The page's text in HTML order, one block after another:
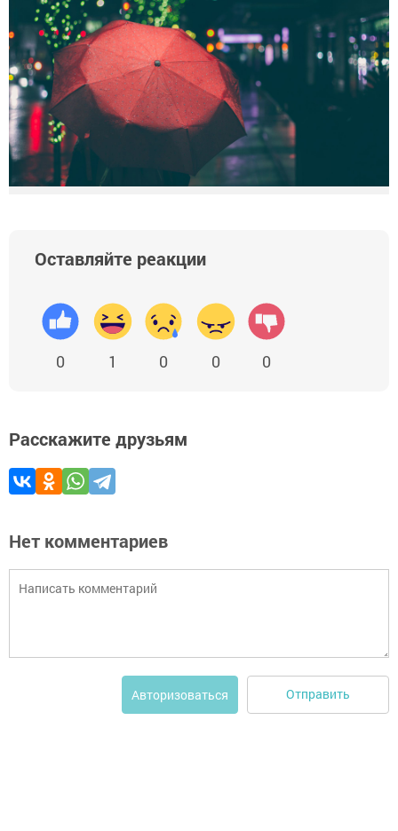
Оставляйте реакции
0 1 0 0 0
Расскажите друзьям
Нет комментариев
Авторизоваться Отправить